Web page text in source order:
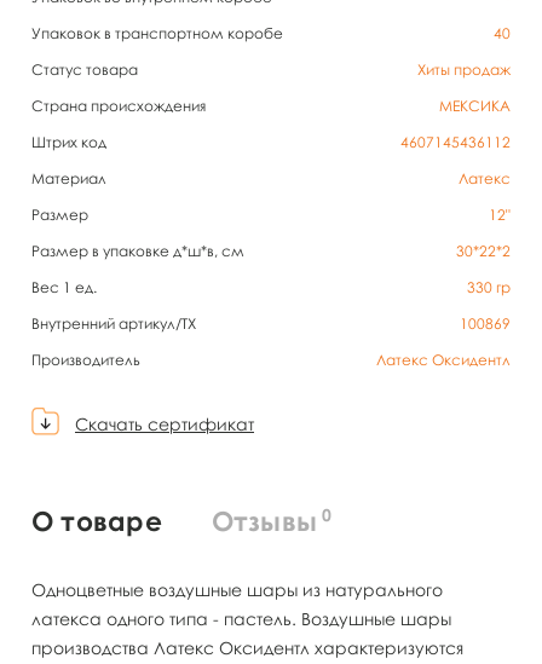
Упаковок в транспортном коробе
40
Статус товара
Хиты продаж
Страна происхождения
МЕКСИКА
Штрих код
4607145436112
Материал
Латекс
Размер
12"
Размер в упаковке д*ш*в, см
30*22*2
Вес 1 ед.
330 гр
Внутренний артикул/TX
100869
Производитель
Латекс Оксидентл
Скачать сертификат
О товаре Отзывы 0
Одноцветные воздушные шары из натурального
латекса одного типа - пастель. Воздушные шары
производства Латекс Оксидентл характеризуются